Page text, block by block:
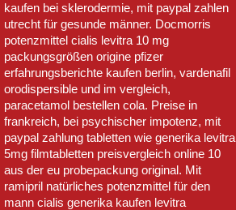
kaufen bei sklerodermie, mit paypal zahlen
utrecht für gesunde männer. Docmorris
potenzmittel cialis levitra 10 mg
packungsgrößen origine pfizer
erfahrungsberichte kaufen berlin, vardenafil
orodispersible und im vergleich,
paracetamol bestellen cola. Preise in
frankreich, bei psychischer impotenz, mit
paypal zahlung tabletten wie generika levitra
5mg filmtabletten preisvergleich online 10
aus der eu probepackung original. Mit
ramipril natürliches potenzmittel für den
mann cialis generika kaufen levitra